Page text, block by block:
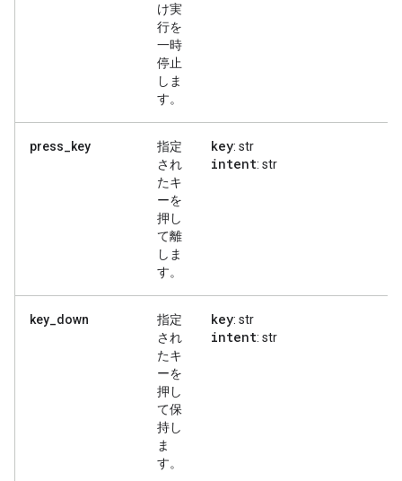
け実
行を
一時
停止
しま
す。
press_key
指定
され
たキ
ーを
押し
て離
しま
す。
key: str
intent: str
key_down
指定
され
たキ
ーを
押し
て保
持し
ま
す。
key: str
intent: str